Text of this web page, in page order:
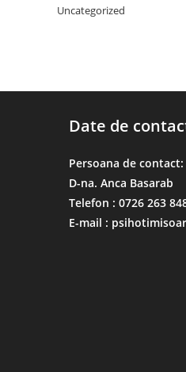
Uncategorized
Date de
Persoana de contact:
D-na. Anca Basarab
Telefon : 0726 263
E-mail :